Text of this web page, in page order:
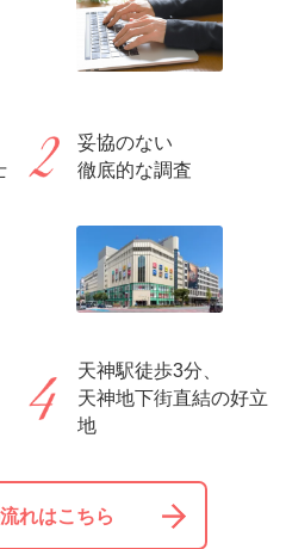
妥協のない
徹底的な調査
天神駅徒歩3分、
天神地下街直結の好立
地
れはこちら